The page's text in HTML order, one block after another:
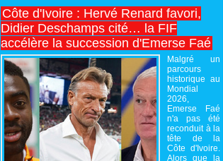
Côte d'Ivoire : Hervé Renard favori,
Didier Deschamps cité… la FIF
accélère la succession d'Emerse Faé
Malgré un
parcours
historique au
Mondial
2026,
Emerse Faé
n'a pas été
reconduit à la
tête de la
Côte d'Ivoire.
Alors que la